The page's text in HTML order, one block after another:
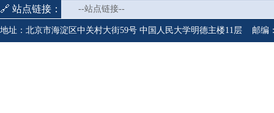
🔗 站点链接： --站点链接--
地址：北京市海淀区中关村大街59号 中国人民大学明德主楼11层 邮